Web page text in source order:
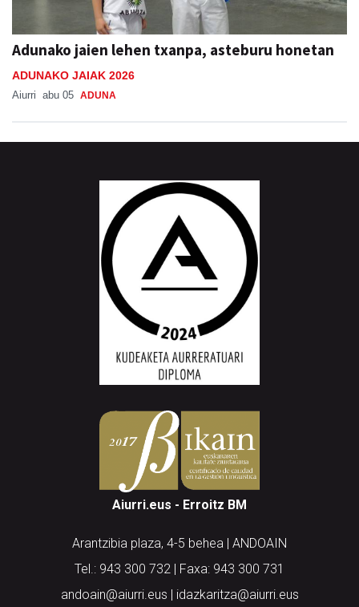
Adunako jaien lehen txanpa, asteburu honetan
ADUNAKO JAIAK 2026
Aiurri abu 05 ADUNA
Aiurri.eus - Erroitz BM
Arantzibia plaza, 4-5 behea | ANDOAIN
Tel.: 943 300 732 | Faxa: 943 300 731
andoain@aiurri.eus | idazkaritza@aiurri.eus